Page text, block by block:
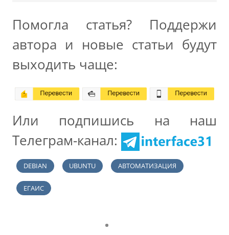
Помогла статья? Поддержи
автора и новые статьи будут
выходить чаще:
Или подпишись на наш
Телеграм-канал:
DEBIAN UBUNTU АВТОМАТИЗАЦИЯ
ЕГАИС